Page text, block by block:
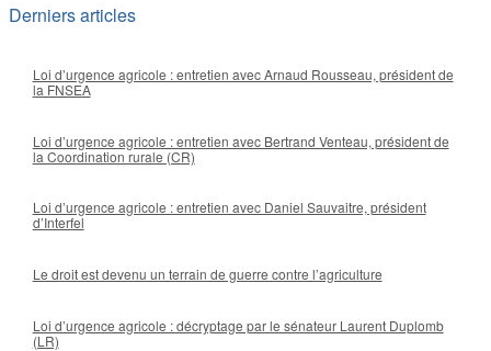
Derniers articles
Loi d’urgence agricole : entretien avec Arnaud Rousseau, président de
la FNSEA
Loi d’urgence agricole : entretien avec Bertrand Venteau, président de
la Coordination rurale (CR)
Loi d’urgence agricole : entretien avec Daniel Sauvaitre, président
d’Interfel
Le droit est devenu un terrain de guerre contre l’agriculture
Loi d’urgence agricole : décryptage par le sénateur Laurent Duplomb
(LR)